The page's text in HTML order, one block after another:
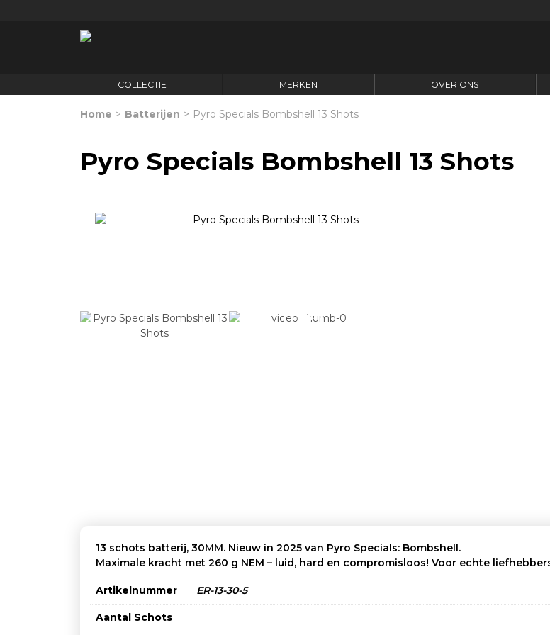
COLLECTIE MERKEN OVER ONS
Home > Batterijen > Pyro Specials Bombshell 13 Shots
Pyro Specials Bombshell 13 Shots
13 schots batterij, 30MM. Nieuw in 2025 van Pyro Specials: Bombshell.
Maximale kracht met 260 g NEM – luid, hard en compromisloos! Voor echte
Artikelnummer ER-13-30-5
Aantal Schots